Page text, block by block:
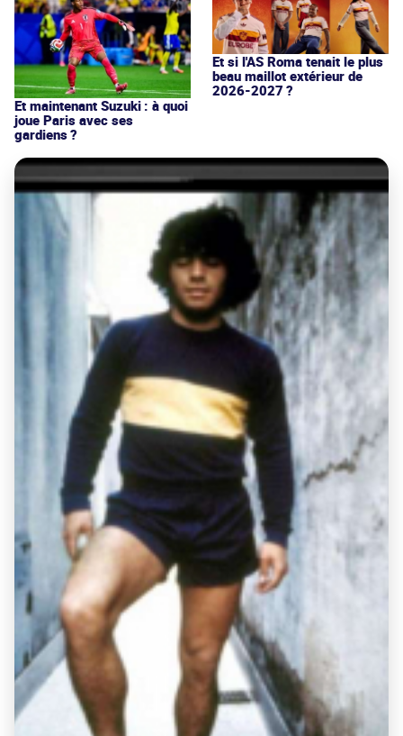
Et maintenant Suzuki : à quoi
joue Paris avec ses
gardiens ?
Et si l'AS Roma tenait le plus
beau maillot extérieur de
2026-2027 ?